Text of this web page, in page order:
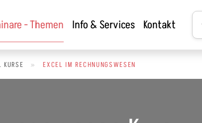
- Themen Info & Services Kontakt
KURSE » EXCEL IM RECHNUNGSWESEN